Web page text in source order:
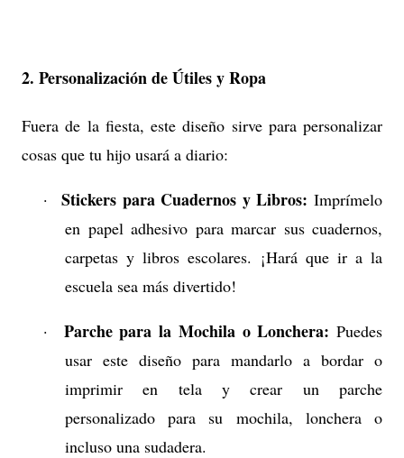
2. Personalización de Útiles y Ropa
Fuera de la fiesta, este diseño sirve para personalizar
cosas que tu hijo usará a diario:
· Stickers para Cuadernos y Libros: Imprímelo
en papel adhesivo para marcar sus cuadernos,
carpetas y libros escolares. ¡Hará que ir a la
escuela sea más divertido!
· Parche para la Mochila o Lonchera: Puedes
usar este diseño para mandarlo a bordar o
imprimir en tela y crear un parche
personalizado para su mochila, lonchera o
incluso una sudadera.